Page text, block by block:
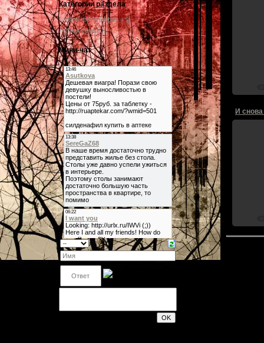
Категории раздела
Мои фотографии [12]
Моя семья [1]
Мини-чат
И